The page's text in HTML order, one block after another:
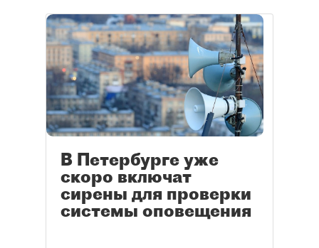
В Петербурге уже
скоро включат
сирены для проверки
системы оповещения